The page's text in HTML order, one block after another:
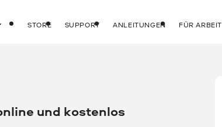
STORE SUPPORT ANLEITUNGEN FÜR ARBEIT
und kostenlos